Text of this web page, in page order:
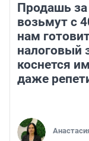
Продашь за
возьмут с
нам
налоговый
коснется
даже